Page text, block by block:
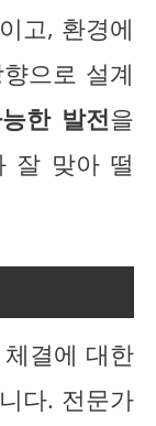
고, 환경에
으로 설계
한 발전을
잘 맞아 떨
결에 대한
다. 전문가